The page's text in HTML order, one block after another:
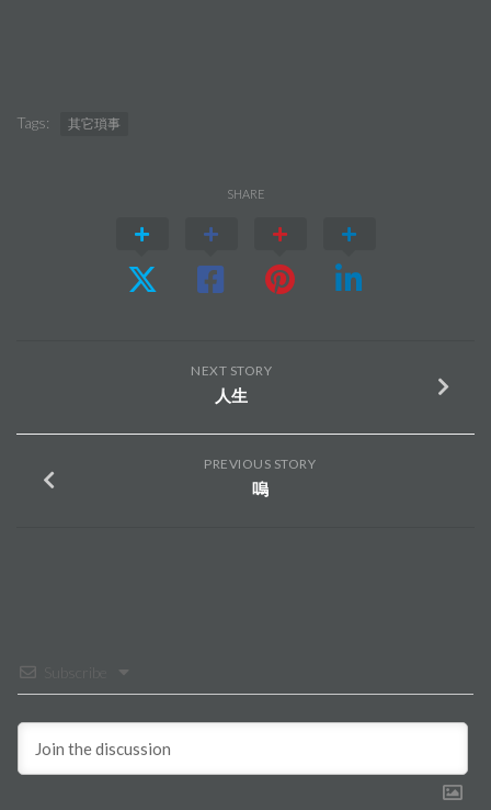
Tags: 其它瑣事
SHARE
NEXT STORY
人生
PREVIOUS STORY
嗚